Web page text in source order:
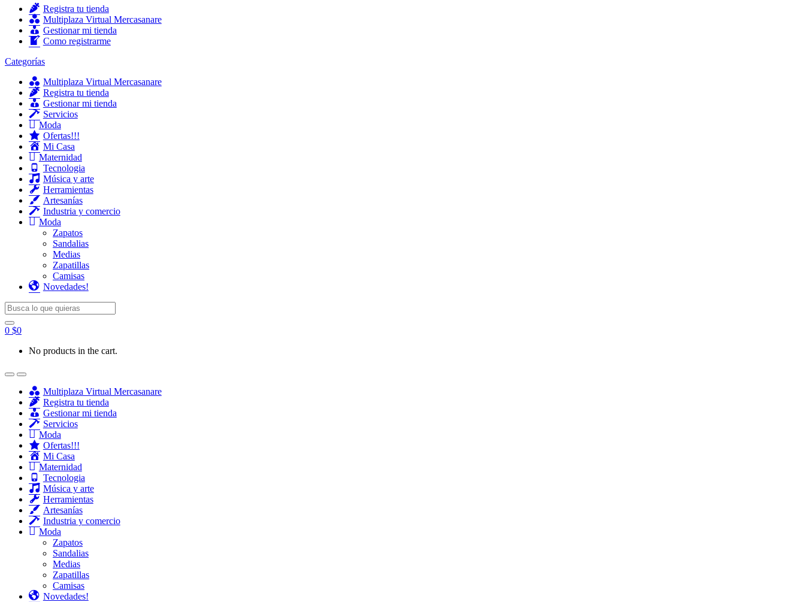
Registra tu tienda
Multiplaza Virtual Mercasanare
Gestionar mi tienda
Como registrarme
Categorías
Multiplaza Virtual Mercasanare
Registra tu tienda
Gestionar mi tienda
Servicios
Moda
Ofertas!!!
Mi Casa
Maternidad
Tecnologia
Música y arte
Herramientas
Artesanías
Industria y comercio
Moda
Zapatos
Sandalias
Medias
Zapatillas
Camisas
Novedades!
Search for:
0 $0
No products in the cart.
Multiplaza Virtual Mercasanare
Registra tu tienda
Gestionar mi tienda
Servicios
Moda
Ofertas!!!
Mi Casa
Maternidad
Tecnologia
Música y arte
Herramientas
Artesanías
Industria y comercio
Moda
Zapatos
Sandalias
Medias
Zapatillas
Camisas
Novedades!